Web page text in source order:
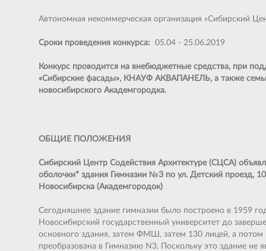
Автономная некоммерческая организация «Сибирский
Сроки проведения конкурса: 05.04 - 25.06.2019
Конкурс проводится на внебюджетные средства, при
«Сибирские фасады», КНАУФ АКВАПАНЕЛЬ, а также
новосибирского Академгородка.
ОБЩИЕ ПОЛОЖЕНИЯ
Сибирский Центр Содействия Архитектуре (СЦСА)
оболочки* здания Гимназии №3 по ул. Детский проезд,
Новосибирска (Академгородок)
Сегодняшнее здание гимназии было построено в 1959
Новосибирский государственный университет до
основного здания, затем ФМШ, затем 130 лицей, а
преобразована в Гимназию N3. Поскольку это здание не